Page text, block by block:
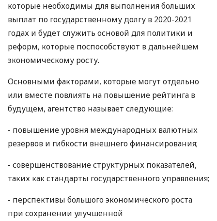
которые необходимы для выполнения больших
выплат по государственному долгу в 2020-2021
годах и будет служить основой для политики и
реформ, которые поспособствуют в дальнейшем
экономическому росту.
Основными факторами, которые могут отдельно
или вместе повлиять на повышение рейтинга в
будущем, агентство называет следующие:
- повышение уровня международных валютных
резервов и гибкости внешнего финансирования;
- совершенствование структурных показателей,
таких как стандарты государственного управления;
- перспективы большого экономического роста
при сохранении улучшенной